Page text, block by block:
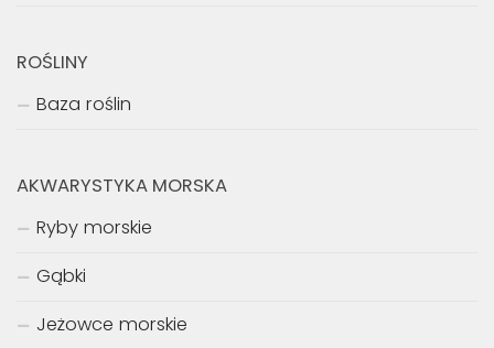
ROŚLINY
Baza roślin
AKWARYSTYKA MORSKA
Ryby morskie
Gąbki
Jeżowce morskie